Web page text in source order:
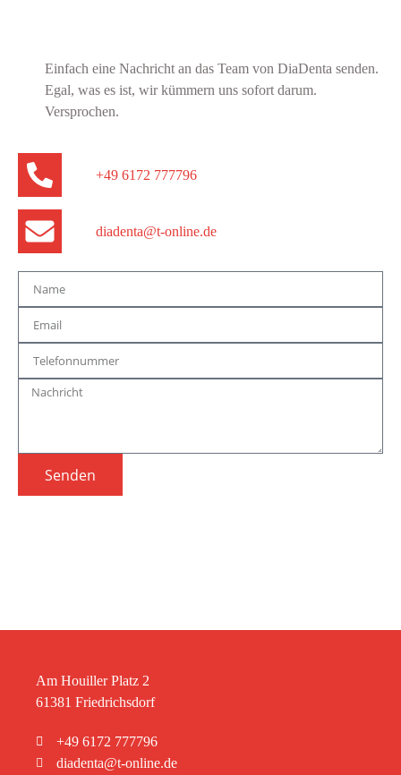
Einfach eine Nachricht an das Team von DiaDenta senden.
Egal, was es ist, wir kümmern uns sofort darum.
Versprochen.
+49 6172 777796
diadenta@t-online.de
Senden
Am Houiller Platz 2
61381 Friedrichsdorf
+49 6172 777796
diadenta@t-online.de